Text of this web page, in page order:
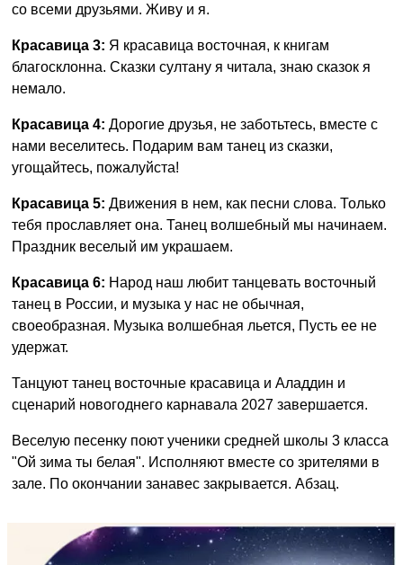
со всеми друзьями. Живу и я.
Красавица 3: Я красавица восточная, к книгам
благосклонна. Сказки султану я читала, знаю сказок я
немало.
Красавица 4: Дорогие друзья, не заботьтесь, вместе с
нами веселитесь. Подарим вам танец из сказки,
угощайтесь, пожалуйста!
Красавица 5: Движения в нем, как песни слова. Только
тебя прославляет она. Танец волшебный мы начинаем.
Праздник веселый им украшаем.
Красавица 6: Народ наш любит танцевать восточный
танец в России, и музыка у нас не обычная,
своеобразная. Музыка волшебная льется, Пусть ее не
удержат.
Танцуют танец восточные красавица и Аладдин и
сценарий новогоднего карнавала 2027 завершается.
Веселую песенку поют ученики средней школы 3 класса
"Ой зима ты белая". Исполняют вместе со зрителями в
зале. По окончании занавес закрывается. Абзац.